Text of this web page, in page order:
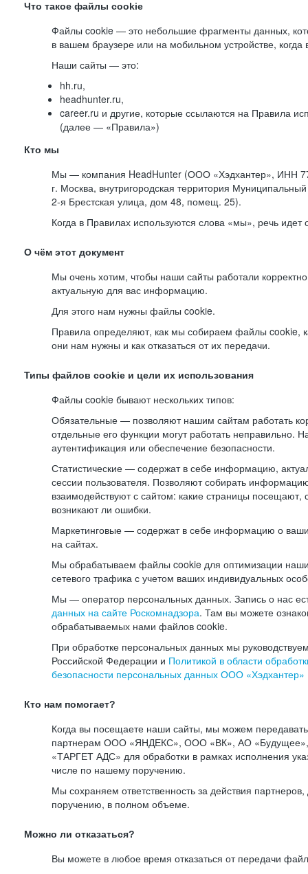
Что такое файлы cookie
Файлы cookie — это небольшие фрагменты данных,
в вашем браузере или на мобильном устройстве,
Наши сайты — это:
hh.ru,
headhunter.ru,
career.ru и другие, которые ссылаются на Правила
(далее — «Правила»)
Кто мы
Мы — компания HeadHunter (ООО «Хэдхантер», ИНН
г. Москва, внутригородская территория Муниципальный
2-я Брестская улица, дом 48, помещ. 25).
Когда в Правилах используются слова «мы», речь
О чём этот документ
Мы очень хотим, чтобы наши сайты работали
актуальную для вас информацию.
Для этого нам нужны файлы cookie.
Правила определяют, как мы собираем файлы cookie,
они нам нужны и как отказаться от их передачи.
Типы файлов cookie и цели их использования
Файлы cookie бывают нескольких типов:
Обязательные — позволяют нашим сайтам работать
отдельные его функции могут работать неправильно.
аутентификация или обеспечение безопасности.
Статистические — содержат в себе информацию,
сессии пользователя. Позволяют собирать
взаимодействуют с сайтом: какие страницы посещают,
возникают ли ошибки.
Маркетинговые — содержат в себе информацию о
на сайтах.
Мы обрабатываем файлы cookie для оптимизации
сетевого трафика с учетом ваших индивидуальных
Мы — оператор персональных данных. Запись о нас
данных на сайте Роскомнадзора. Там вы можете
обрабатываемых нами файлов cookie.
При обработке персональных данных мы
Российской Федерации и Политикой в области
безопасности персональных данных ООО «Хэдхантер»
Кто нам помогает?
Когда вы посещаете наши сайты, мы можем
партнерам ООО «ЯНДЕКС», ООО «ВК», АО
«ТАРГЕТ АДС» для обработки в рамках исполнения
числе по нашему поручению.
Мы сохраняем ответственность за действия
поручению, в полном объеме.
Можно ли отказаться?
Вы можете в любое время отказаться от передачи